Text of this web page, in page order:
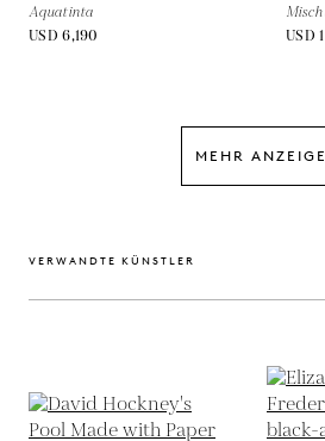
Aquatinta
USD 6,190
USD
MEHR
VERWANDTE KÜNSTLER